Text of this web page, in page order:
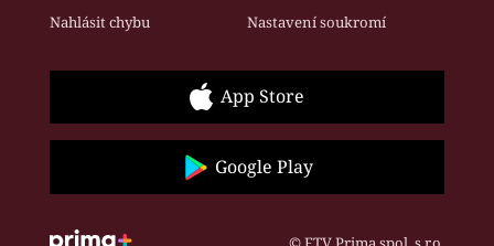
Nahlásit chybu Nastavení soukromí
App Store
Google Play